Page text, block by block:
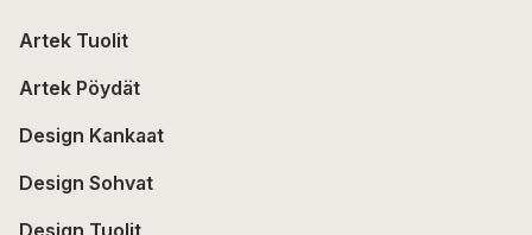
Artek Tuolit
Artek Pöydät
Design Kankaat
Design Sohvat